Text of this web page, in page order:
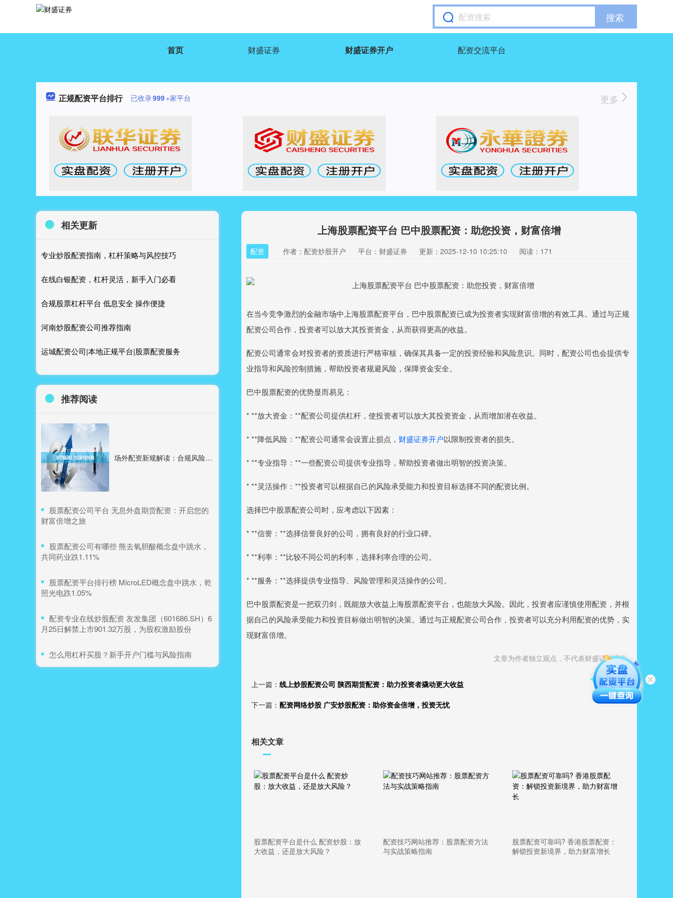
搜索
首页 财盛证券 财盛证券开户 配资交流平台
正规配资平台排行 已收录999+家平台 更多
上海股票配资平台 巴中股票配资：助您投资，财富倍增
配资 作者：配资炒股开户 平台：财盛证券 更新：2025-12-10 10:25:10 阅读：171
在当今竞争激烈的金融市场中上海股票配资平台，巴中股票配资已成为投资者实现财富倍增的有效工具。通过与正规
配资公司合作，投资者可以放大其投资资金，从而获得更高的收益。
配资公司通常会对投资者的资质进行严格审核，确保其具备一定的投资经验和风险意识。同时，配资公司也会提供专
业指导和风险控制措施，帮助投资者规避风险，保障资金安全。
巴中股票配资的优势显而易见：
* **放大资金：**配资公司提供杠杆，使投资者可以放大其投资资金，从而增加潜在收益。
* **降低风险：**配资公司通常会设置止损点， 财盛证券开户以限制投资者的损失。
* **专业指导：**一些配资公司提供专业指导，帮助投资者做出明智的投资决策。
* **灵活操作：**投资者可以根据自己的风险承受能力和投资目标选择不同的配资比例。
选择巴中股票配资公司时，应考虑以下因素：
* **信誉：**选择信誉良好的公司，拥有良好的行业口碑。
* **利率：**比较不同公司的利率，选择利率合理的公司。
* **服务：**选择提供专业指导、风险管理和灵活操作的公司。
巴中股票配资是一把双刃剑，既能放大收益上海股票配资平台，也能放大风险。因此，投资者应谨慎使用配资，并根
据自己的风险承受能力和投资目标做出明智的决策。通过与正规配资公司合作，投资者可以充分利用配资的优势，实
现财富倍增。
文章为作者独立观点，不代表财盛证券观点
上一篇： 线上炒股配资公司 陕西期货配资：助力投资者撬动更大收益
下一篇： 配资网络炒股 广安炒股配资：助你资金倍增，投资无忧
相关文章
股票配资平台是什么 配资炒股：放
大收益，还是放大风险？
配资技巧网站推荐：股票配资方法
与实战策略指南
股票配资可靠吗? 香港股票配资：
解锁投资新境界，助力财富增长
相关更新
专业炒股配资指南，杠杆策略与风控技巧
在线白银配资，杠杆灵活，新手入门必看
合规股票杠杆平台 低息安全 操作便捷
河南炒股配资公司推荐指南
运城配资公司|本地正规平台|股票配资服务
推荐阅读
场外配资新规解读：合规风险与投资者须知
​股票配资公司平台 无息外盘期货配资：开启您的
财富倍增之旅
​股票配资公司有哪些 熊去氧胆酸概念盘中跳水，
共同药业跌1.11%
​股票配资平台排行榜 MicroLED概念盘中跳水，乾
照光电跌1.05%
​配资专业在线炒股配资 友发集团（601686.SH）6
月25日解禁上市901.32万股，为股权激励股份
​怎么用杠杆买股？新手开户门槛与风险指南